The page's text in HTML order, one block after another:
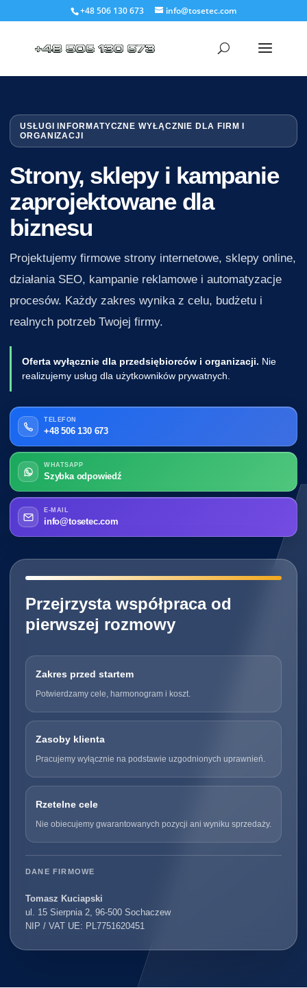
+48 506 130 673 info@tosetec.com
USŁUGI INFORMATYCZNE WYŁĄCZNIE DLA FIRM I
ORGANIZACJI
Strony, sklepy i kampanie
zaprojektowane dla
biznesu
Projektujemy firmowe strony internetowe, sklepy online,
działania SEO, kampanie reklamowe i automatyzacje
procesów. Każdy zakres wynika z celu, budżetu i
realnych potrzeb Twojej firmy.
Oferta wyłącznie dla przedsiębiorców i organizacji. Nie
realizujemy usług dla użytkowników prywatnych.
TELEFON
+48 506 130 673
WHATSAPP
Szybka odpowiedź
E-MAIL
info@tosetec.com
━━━━━━━━━━━━━━━━━━━━━━━━━━━━
Przejrzysta współpraca od
pierwszej rozmowy
Zakres przed startem
Potwierdzamy cele, harmonogram i koszt.
Zasoby klienta
Pracujemy wyłącznie na podstawie uzgodnionych uprawnień.
Rzetelne cele
Nie obiecujemy gwarantowanych pozycji ani wyniku sprzedaży.
DANE FIRMOWE
Tomasz Kuciapski
ul. 15 Sierpnia 2, 96-500 Sochaczew
NIP / VAT UE: PL7751620451